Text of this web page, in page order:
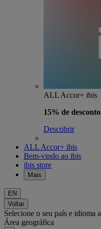
ALL Accor+ ibis
15% de
Descobrir
ALL Accor+ ibis
Bem-vindo ao ibis
ibis store
Mais
EN
Voltar
Selecione o seu país e idioma
Área geográfica